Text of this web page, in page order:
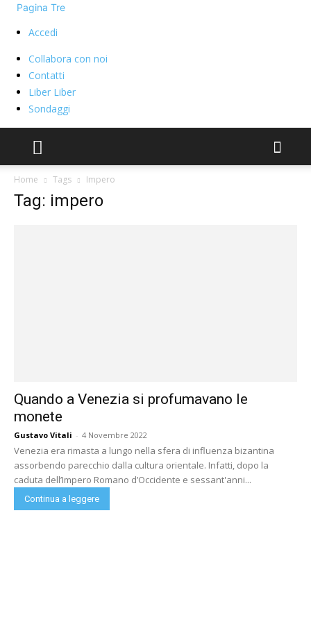
Pagina Tre
Accedi
Collabora con noi
Contatti
Liber Liber
Sondaggi
Home Tags Impero
Tag: impero
Quando a Venezia si profumavano le
monete
Gustavo Vitali - 4 Novembre 2022
Venezia era rimasta a lungo nella sfera di influenza bizantina
assorbendo parecchio dalla cultura orientale. Infatti, dopo la
caduta dell’Impero Romano d’Occidente e sessant'anni...
Continua a leggere